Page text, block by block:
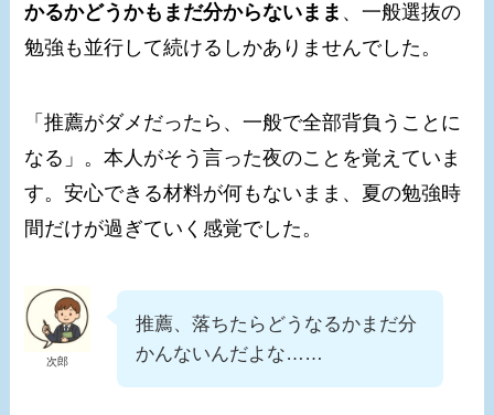
かるかどうかもまだ分からないまま 、一般選抜の
勉強も並行して続けるしかありませんでした。
「推薦がダメだったら、一般で全部背負うことに
なる」。本人がそう言った夜のことを覚えていま
す。安心できる材料が何もないまま、夏の勉強時
間だけが過ぎていく感覚でした。
次郎
推薦、落ちたらどうなるかまだ分
かんないんだよな……